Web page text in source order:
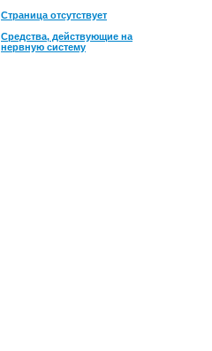
Страница отсутствует
Средства, действующие на
нервную систему